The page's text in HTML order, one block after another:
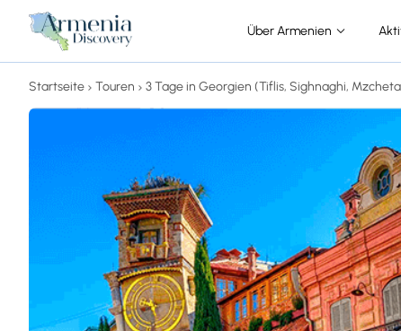
Über Armenien
Startseite Touren 3 Tage in Georgien (Tiflis, Sighnaghi,